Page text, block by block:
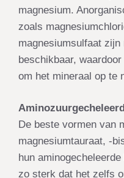
magnesium.
zoals
magnesiumsulfaat
beschikbaar,
om het mineraal op te
De beste vormen van
magnesiumtauraat, -
hun
zo sterk dat het zelfs